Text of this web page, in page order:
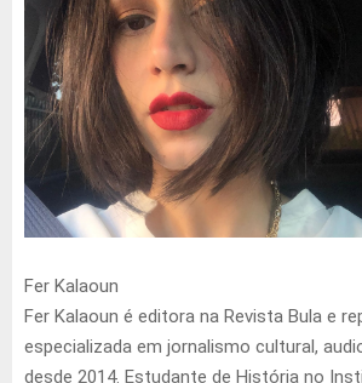
Fer Kalaoun
Fer Kalaoun é editora na Revista Bula e
especializada em jornalismo cultural,
desde 2014. Estudante de História no